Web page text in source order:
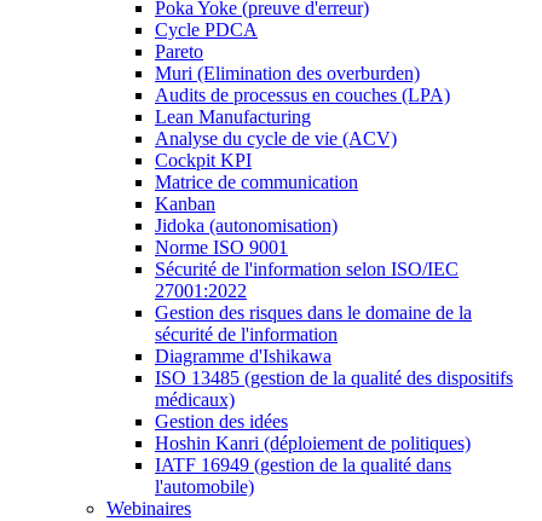
Poka Yoke (preuve d'erreur)
Cycle PDCA
Pareto
Muri (Elimination des overburden)
Audits de processus en couches (LPA)
Lean Manufacturing
Analyse du cycle de vie (ACV)
Cockpit KPI
Matrice de communication
Kanban
Jidoka (autonomisation)
Norme ISO 9001
Sécurité de l'information selon ISO/IEC
27001:2022
Gestion des risques dans le domaine de la
sécurité de l'information
Diagramme d'Ishikawa
ISO 13485 (gestion de la qualité des dispositifs
médicaux)
Gestion des idées
Hoshin Kanri (déploiement de politiques)
IATF 16949 (gestion de la qualité dans
l'automobile)
Webinaires